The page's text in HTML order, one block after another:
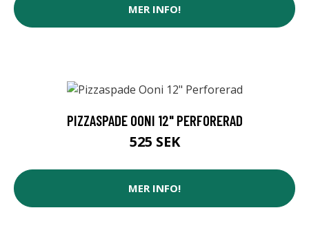
MER INFO!
PIZZASPADE OONI 12" PERFORERAD
525 SEK
MER INFO!